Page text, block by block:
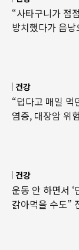
“사타구니가 점
방치했다가 음
건강
“덥다고 매일
염증, 대장암 위
건강
운동 안 하면서
갉아먹을 수도”